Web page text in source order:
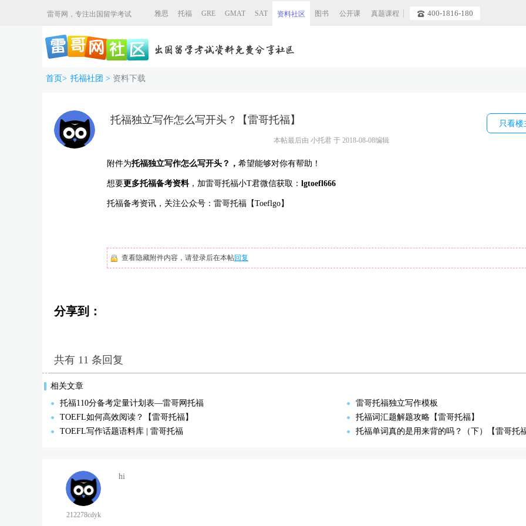
雷哥网，专注出国留学考试 雅思 托福 GRE GMAT SAT 资料社区 图书 公开课 真题课程 400-1816-180
首页> 托福社团 > 资料下载
托福独立写作怎么写开头？【雷哥托福】 只看楼
本帖最后由 小托君 于 2018-08-08编辑
附件为托福独立写作怎么写开头？ ， 希望能够对你有帮助！
想要更多托福备考资料，加雷哥托福小T君微信获取： lgtoefl666
托福备考资讯，关注公众号：雷哥托福【Toeflgo】
查看隐藏附件内容，请登录后在本帖回复
分享到：
共有 11 条回复
相关文章
托福110分备考定量计划表—雷哥网托福
雷哥托福独立写作模板
TOEFL如何高效阅读？【雷哥托福】
托福词汇题解题攻略【雷哥托福】
TOEFL写作话题语料库 | 雷哥托福
托福单词真的是用来背的吗？（下）【雷哥托
212278cdyk
hi